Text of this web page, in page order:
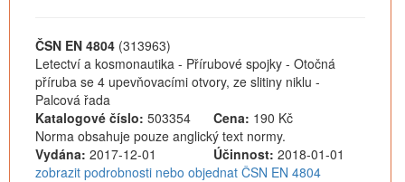
ČSN EN 4804 (313963)
Letectví a kosmonautika - Přírubové spojky - Otočná
příruba se 4 upevňovacími otvory, ze slitiny niklu -
Palcová řada
Katalogové číslo: 503354 Cena: 190 Kč
Norma obsahuje pouze anglický text normy.
Vydána: 2017-12-01 Účinnost: 2018-01-01
zobrazit podrobnosti nebo objednat ČSN EN 4804